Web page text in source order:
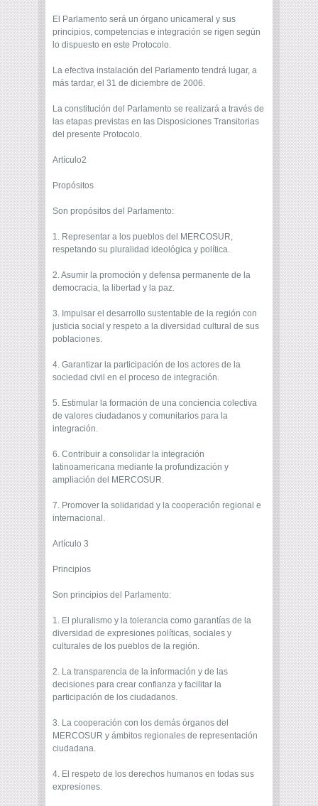
El Parlamento será un órgano unicameral y sus
principios, competencias e integración se rigen según
lo dispuesto en este Protocolo.
La efectiva instalación del Parlamento tendrá lugar, a
más tardar, el 31 de diciembre de 2006.
La constitución del Parlamento se realizará a través de
las etapas previstas en las Disposiciones Transitorias
del presente Protocolo.
Artículo2
Propósitos
Son propósitos del Parlamento:
1. Representar a los pueblos del MERCOSUR,
respetando su pluralidad ideológica y política.
2. Asumir la promoción y defensa permanente de la
democracia, la libertad y la paz.
3. Impulsar el desarrollo sustentable de la región con
justicia social y respeto a la diversidad cultural de sus
poblaciones.
4. Garantizar la participación de los actores de la
sociedad civil en el proceso de integración.
5. Estimular la formación de una conciencia colectiva
de valores ciudadanos y comunitarios para la
integración.
6. Contribuir a consolidar la integración
latinoamericana mediante la profundización y
ampliación del MERCOSUR.
7. Promover la solidaridad y la cooperación regional e
internacional.
Artículo 3
Principios
Son principios del Parlamento:
1. El pluralismo y la tolerancia como garantías de la
diversidad de expresiones políticas, sociales y
culturales de los pueblos de la región.
2. La transparencia de la información y de las
decisiones para crear confianza y facilitar la
participación de los ciudadanos.
3. La cooperación con los demás órganos del
MERCOSUR y ámbitos regionales de representación
ciudadana.
4. El respeto de los derechos humanos en todas sus
expresiones.